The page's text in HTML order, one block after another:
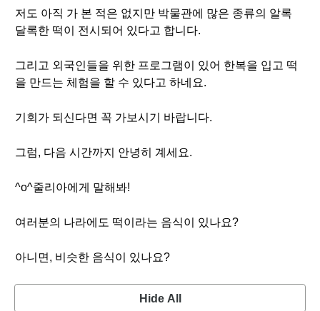
저도 아직 가 본 적은 없지만 박물관에 많은 종류의 알록
달록한 떡이 전시되어 있다고 합니다.
그리고 외국인들을 위한 프로그램이 있어 한복을 입고 떡
을 만드는 체험을 할 수 있다고 하네요.
기회가 되신다면 꼭 가보시기 바랍니다.
그럼, 다음 시간까지 안녕히 계세요.
^o^줄리아에게 말해봐!
여러분의 나라에도 떡이라는 음식이 있나요?
아니면, 비슷한 음식이 있나요?
Hide All